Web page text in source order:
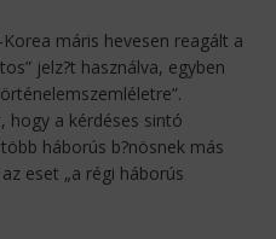
máris hevesen reagált a
jelz?t használva, egyben
hogy a kérdéses sintó
háborús b?nösnek más
eset „a régi háborús